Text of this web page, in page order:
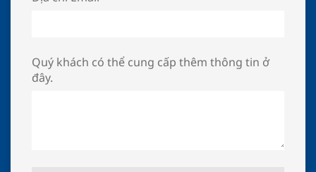
Quý khách có thể cung cấp thêm thông tin ở
đây.